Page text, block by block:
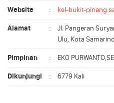
Website : kel-bukit-
Alamat :
Jl. Pangeran
Ulu, Kota
Pimpinan : EKO
Dikunjungi : 6779 Kali